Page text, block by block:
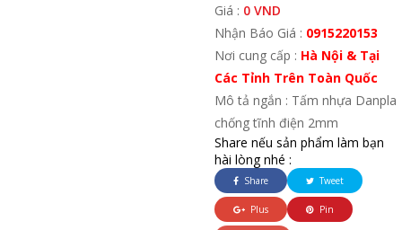
Giá : 0 VND
Nhận Báo Giá : 0915220153
Nơi cung cấp : Hà Nội & Tại
Các Tỉnh Trên Toàn Quốc
Mô tả ngắn : Tấm nhựa Danpla
chống tĩnh điện 2mm
Share nếu sản phẩm làm bạn
hài lòng nhé :
Share Tweet
Plus Pin